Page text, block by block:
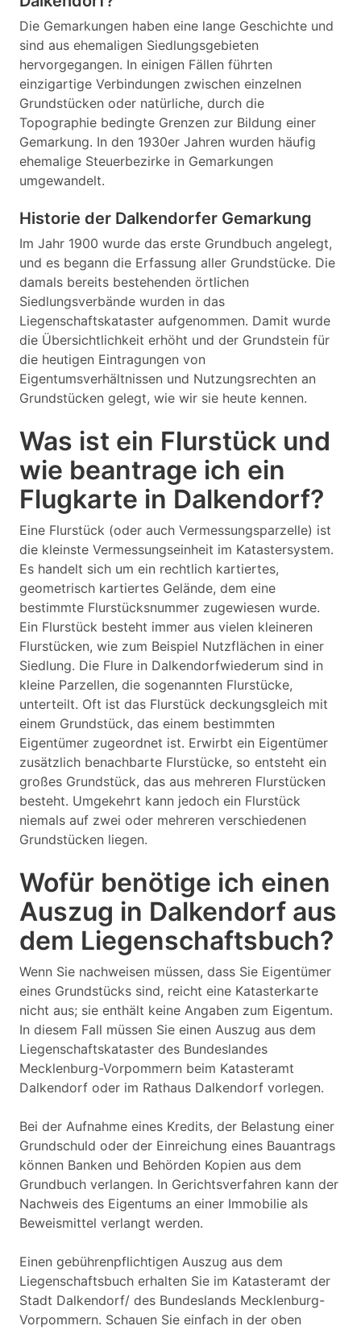
Die Gemarkungen haben eine lange Geschichte und
sind aus ehemaligen Siedlungsgebieten
hervorgegangen. In einigen Fällen führten
einzigartige Verbindungen zwischen einzelnen
Grundstücken oder natürliche, durch die
Topographie bedingte Grenzen zur Bildung einer
Gemarkung. In den 1930er Jahren wurden häufig
ehemalige Steuerbezirke in Gemarkungen
umgewandelt.
Historie der Dalkendorfer Gemarkung
Im Jahr 1900 wurde das erste Grundbuch angelegt,
und es begann die Erfassung aller Grundstücke. Die
damals bereits bestehenden örtlichen
Siedlungsverbände wurden in das
Liegenschaftskataster aufgenommen. Damit wurde
die Übersichtlichkeit erhöht und der Grundstein für
die heutigen Eintragungen von
Eigentumsverhältnissen und Nutzungsrechten an
Grundstücken gelegt, wie wir sie heute kennen.
Was ist ein Flurstück und
wie beantrage ich ein
Flugkarte in Dalkendorf?
Eine Flurstück (oder auch Vermessungsparzelle) ist
die kleinste Vermessungseinheit im Katastersystem.
Es handelt sich um ein rechtlich kartiertes,
geometrisch kartiertes Gelände, dem eine
bestimmte Flurstücksnummer zugewiesen wurde.
Ein Flurstück besteht immer aus vielen kleineren
Flurstücken, wie zum Beispiel Nutzflächen in einer
Siedlung. Die Flure in Dalkendorfwiederum sind in
kleine Parzellen, die sogenannten Flurstücke,
unterteilt. Oft ist das Flurstück deckungsgleich mit
einem Grundstück, das einem bestimmten
Eigentümer zugeordnet ist. Erwirbt ein Eigentümer
zusätzlich benachbarte Flurstücke, so entsteht ein
großes Grundstück, das aus mehreren Flurstücken
besteht. Umgekehrt kann jedoch ein Flurstück
niemals auf zwei oder mehreren verschiedenen
Grundstücken liegen.
Wofür benötige ich einen
Auszug in Dalkendorf aus
dem Liegenschaftsbuch?
Wenn Sie nachweisen müssen, dass Sie Eigentümer
eines Grundstücks sind, reicht eine Katasterkarte
nicht aus; sie enthält keine Angaben zum Eigentum.
In diesem Fall müssen Sie einen Auszug aus dem
Liegenschaftskataster des Bundeslandes
Mecklenburg-Vorpommern beim Katasteramt
Dalkendorf oder im Rathaus Dalkendorf vorlegen.
Bei der Aufnahme eines Kredits, der Belastung einer
Grundschuld oder der Einreichung eines Bauantrags
können Banken und Behörden Kopien aus dem
Grundbuch verlangen. In Gerichtsverfahren kann der
Nachweis des Eigentums an einer Immobilie als
Beweismittel verlangt werden.
Einen gebührenpflichtigen Auszug aus dem
Liegenschaftsbuch erhalten Sie im Katasteramt der
Stadt Dalkendorf/ des Bundeslands Mecklenburg-
Vorpommern. Schauen Sie einfach in der oben